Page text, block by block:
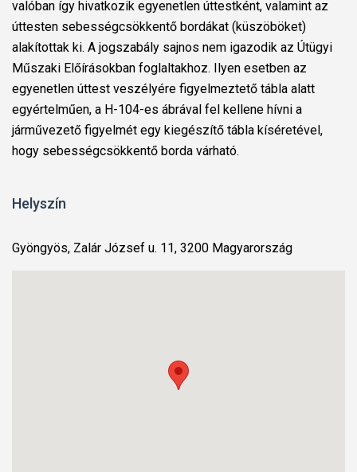
valóban így hivatkozik egyenetlen úttestként, valamint az
úttesten sebességcsökkentő bordákat (küszöböket)
alakítottak ki. A jogszabály sajnos nem igazodik az Útügyi
Műszaki Előírásokban foglaltakhoz. Ilyen esetben az
egyenetlen úttest veszélyére figyelmeztető tábla alatt
egyértelműen, a H-104-es ábrával fel kellene hívni a
járművezető figyelmét egy kiegészítő tábla kíséretével,
hogy sebességcsökkentő borda várható.
Helyszín
Gyöngyös, Zalár József u. 11, 3200 Magyarország